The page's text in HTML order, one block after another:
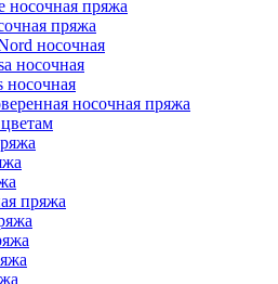
носочная пряжа
пряжа
носочная
носочная
носочная
носочная пряжа
пряжа